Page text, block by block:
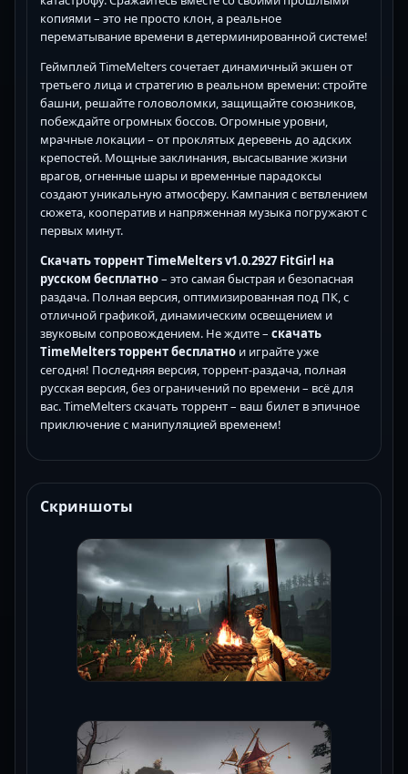
копиями – это не просто клон, а реальное
перематывание времени в детерминированной системе!
Геймплей TimeMelters сочетает динамичный экшен от
третьего лица и стратегию в реальном времени: стройте
башни, решайте головоломки, защищайте союзников,
побеждайте огромных боссов. Огромные уровни,
мрачные локации – от проклятых деревень до адских
крепостей. Мощные заклинания, высасывание жизни
врагов, огненные шары и временные парадоксы
создают уникальную атмосферу. Кампания с ветвлением
сюжета, кооператив и напряженная музыка погружают с
первых минут.
Скачать торрент TimeMelters v1.0.2927 FitGirl на
русском бесплатно– это самая быстрая и безопасная
раздача. Полная версия, оптимизированная под ПК, с
отличной графикой, динамическим освещением и
звуковым сопровождением. Не ждите – скачать
TimeMelters торрент бесплатно и играйте уже
сегодня! Последняя версия, торрент-раздача, полная
русская версия, без ограничений по времени – всё для
вас. TimeMelters скачать торрент – ваш билет в эпичное
приключение с манипуляцией временем!
Скриншоты